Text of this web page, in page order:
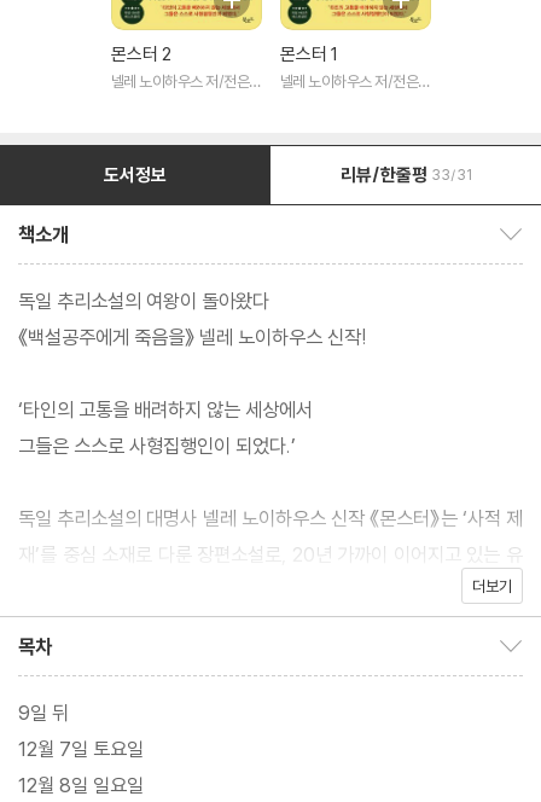
몬스터 2
넬레 노이하우스 저/전은경
몬스터 1
넬레 노이하우스 저/전은경
도서정보 리뷰/한줄평 33/31
책소개
독일 추리소설의 여왕이 돌아왔다
《백설공주에게 죽음을》 넬레 노이하우스 신작!
‘타인의 고통을 배려하지 않는 세상에서
그들은 스스로 사형집행인이 되었다.’
독일 추리소설의 대명사 넬레 노이하우스 신작 《몬스터》는 ‘사적 제
재’를 중심 소재로 다룬 장편소설로, 20년 가까이 이어지고 있는 유
럽 명품 미스터리 ‘타우누스 시리즈’의 열한 번째 작품이다. 법이 아
계적으로 문제가 되고 있는 이슈 중 하나다. 《몬스터》는 법을 존중
하기는커녕 의뢰인의 승소를 위해 법망을 빠져나가는 게임 플레이
어가 된 법조인들, 법이 제힘을 발휘하지 못하고 정의 실현이 요원하
기만 한 사회에서 스스로 처벌자를 자처하며 정서적으로 취약한 피
더보기
목차
9일 뒤
12월 7일 토요일
12월 8일 일요일